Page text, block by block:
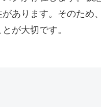
あります。そのため
が大切です。